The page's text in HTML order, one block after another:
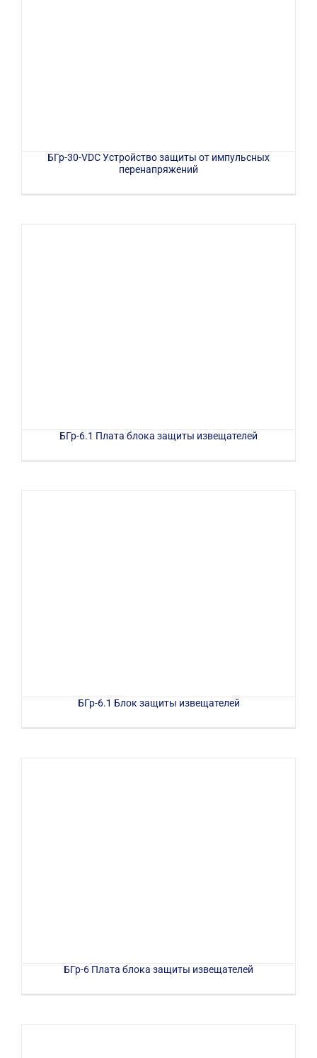
БГр-30-VDC Устройство защиты от импульсных
перенапряжений
БГр-6.1 Плата блока защиты извещателей
БГр-6.1 Блок защиты извещателей
БГр-6 Плата блока защиты извещателей